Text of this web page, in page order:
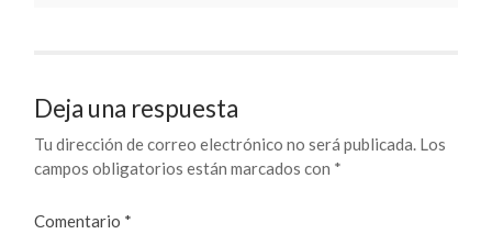
Deja una respuesta
Tu dirección de correo electrónico no será publicada. Los
campos obligatorios están marcados con *
Comentario *